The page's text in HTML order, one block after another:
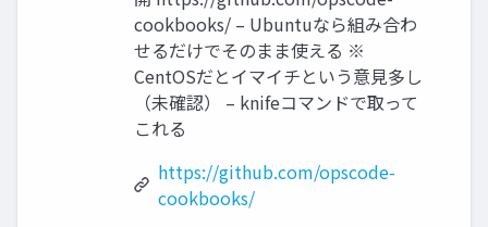
cookbooks/ – Ubuntuなら組み合わ
せるだけでそのまま使える ※
CentOSだとイマイチという意見多し
（未確認） – knifeコマンドで取って
これる
https://github.com/opscode-
cookbooks/